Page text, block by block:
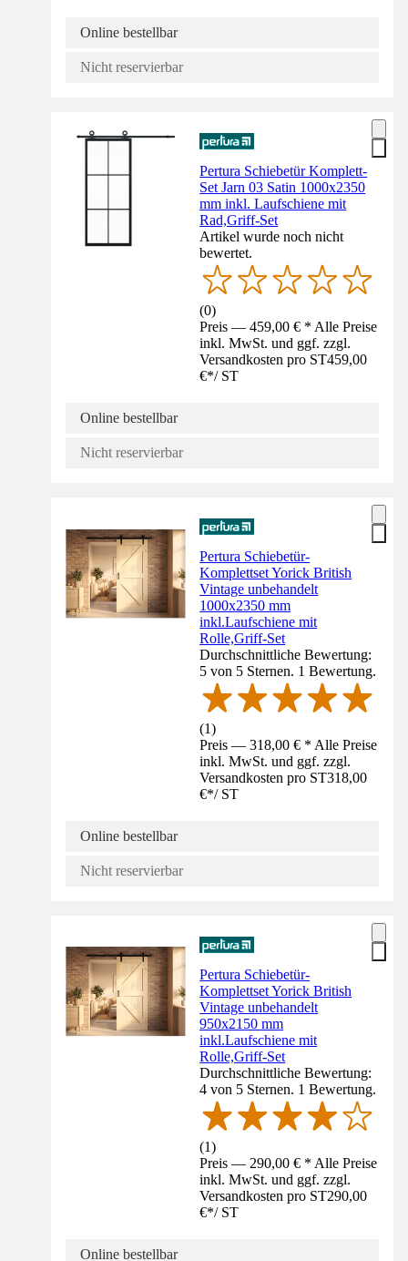
Online bestellbar
Nicht reservierbar
Pertura Schiebetür Komplett-
Set Jarn 03 Satin 1000x2350
mm inkl. Laufschiene mit
Rad,Griff-Set
Artikel wurde noch nicht
bewertet.
(0)
Preis — 459,00 € * Alle Preise
inkl. MwSt. und ggf. zzgl.
Versandkosten pro ST459,00
€*/ ST
Online bestellbar
Nicht reservierbar
Pertura Schiebetür-
Komplettset Yorick British
Vintage unbehandelt
1000x2350 mm
inkl.Laufschiene mit
Rolle,Griff-Set
Durchschnittliche Bewertung:
5 von 5 Sternen. 1 Bewertung.
(1)
Preis — 318,00 € * Alle Preise
inkl. MwSt. und ggf. zzgl.
Versandkosten pro ST318,00
€*/ ST
Online bestellbar
Nicht reservierbar
Pertura Schiebetür-
Komplettset Yorick British
Vintage unbehandelt
950x2150 mm
inkl.Laufschiene mit
Rolle,Griff-Set
Durchschnittliche Bewertung:
4 von 5 Sternen. 1 Bewertung.
(1)
Preis — 290,00 € * Alle Preise
inkl. MwSt. und ggf. zzgl.
Versandkosten pro ST290,00
€*/ ST
Online bestellbar